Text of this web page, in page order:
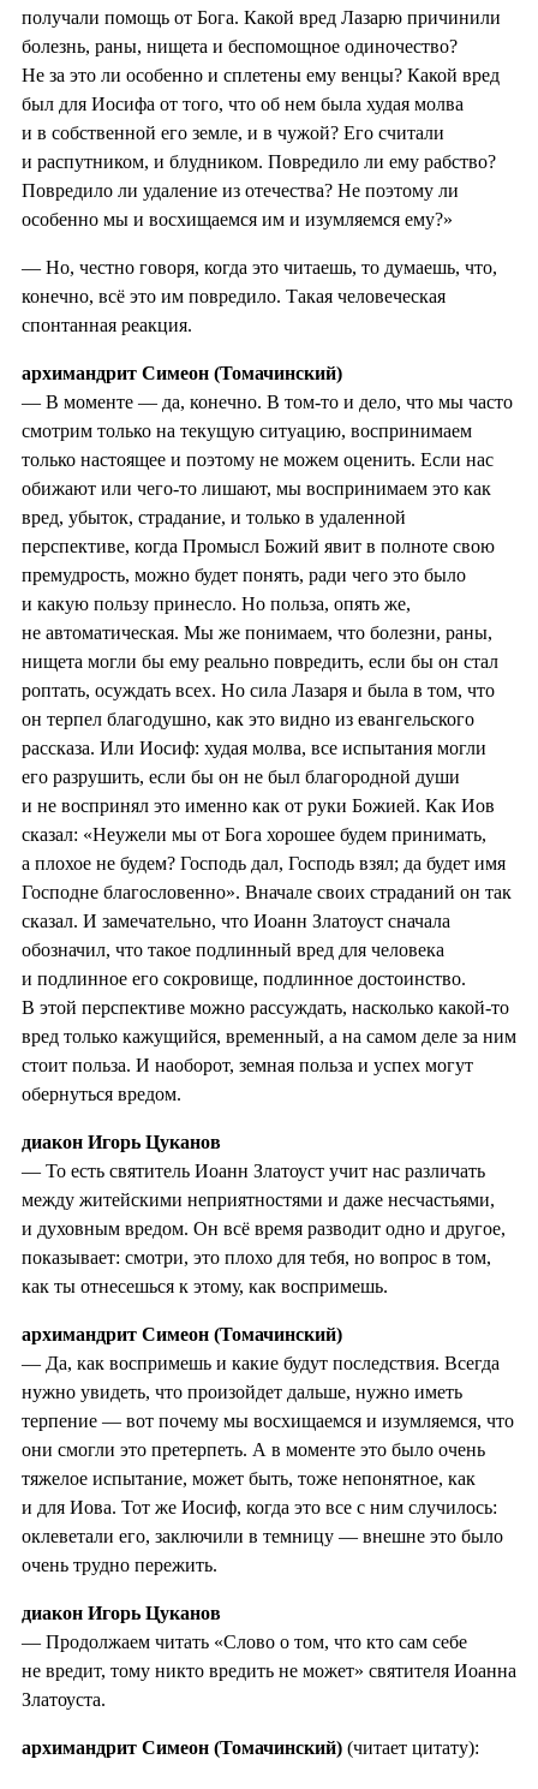
получали помощь от Бога. Какой вред Лазарю причинили
болезнь, раны, нищета и беспомощное одиночество?
Не за это ли особенно и сплетены ему венцы? Какой вред
был для Иосифа от того, что об нем была худая молва
и в собственной его земле, и в чужой? Его считали
и распутником, и блудником. Повредило ли ему рабство?
Повредило ли удаление из отечества? Не поэтому ли
особенно мы и восхищаемся им и изумляемся ему?»
— Но, честно говоря, когда это читаешь, то думаешь, что,
конечно, всё это им повредило. Такая человеческая
спонтанная реакция.
архимандрит Симеон (Томачинский)
— В моменте — да, конечно. В том-то и дело, что мы часто
смотрим только на текущую ситуацию, воспринимаем
только настоящее и поэтому не можем оценить. Если нас
обижают или чего-то лишают, мы воспринимаем это как
вред, убыток, страдание, и только в удаленной
перспективе, когда Промысл Божий явит в полноте свою
премудрость, можно будет понять, ради чего это было
и какую пользу принесло. Но польза, опять же,
не автоматическая. Мы же понимаем, что болезни, раны,
нищета могли бы ему реально повредить, если бы он стал
роптать, осуждать всех. Но сила Лазаря и была в том, что
он терпел благодушно, как это видно из евангельского
рассказа. Или Иосиф: худая молва, все испытания могли
его разрушить, если бы он не был благородной души
и не воспринял это именно как от руки Божией. Как Иов
сказал: «Неужели мы от Бога хорошее будем принимать,
а плохое не будем? Господь дал, Господь взял; да будет имя
Господне благословенно». Вначале своих страданий он так
сказал. И замечательно, что Иоанн Златоуст сначала
обозначил, что такое подлинный вред для человека
и подлинное его сокровище, подлинное достоинство.
В этой перспективе можно рассуждать, насколько какой-то
вред только кажущийся, временный, а на самом деле за ним
стоит польза. И наоборот, земная польза и успех могут
обернуться вредом.
диакон Игорь Цуканов
— То есть святитель Иоанн Златоуст учит нас различать
между житейскими неприятностями и даже несчастьями,
и духовным вредом. Он всё время разводит одно и другое,
показывает: смотри, это плохо для тебя, но вопрос в том,
как ты отнесешься к этому, как воспримешь.
архимандрит Симеон (Томачинский)
— Да, как воспримешь и какие будут последствия. Всегда
нужно увидеть, что произойдет дальше, нужно иметь
терпение — вот почему мы восхищаемся и изумляемся, что
они смогли это претерпеть. А в моменте это было очень
тяжелое испытание, может быть, тоже непонятное, как
и для Иова. Тот же Иосиф, когда это все с ним случилось:
оклеветали его, заключили в темницу — внешне это было
очень трудно пережить.
диакон Игорь Цуканов
— Продолжаем читать «Слово о том, что кто сам себе
не вредит, тому никто вредить не может» святителя Иоанна
Златоуста.
архимандрит Симеон (Томачинский) (читает цитату):